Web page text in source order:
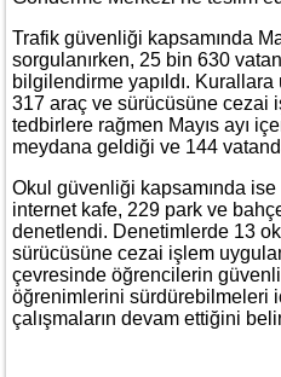
Trafik güvenliği kapsamında
sorgulanırken, 25 bin 630
bilgilendirme yapıldı.
317 araç ve sürücüsüne cezai
tedbirlere rağmen Mayıs ayı
meydana geldiği ve 144
Okul güvenliği kapsamında
internet kafe, 229 park ve
denetlendi. Denetimlerde 13
sürücüsüne cezai işlem
çevresinde öğrencilerin
öğrenimlerini sürdürebilmeleri
çalışmaların devam ettiğini